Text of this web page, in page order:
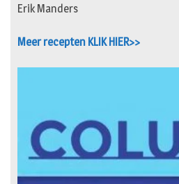
Erik Manders
Meer recepten KLIK HIER>>